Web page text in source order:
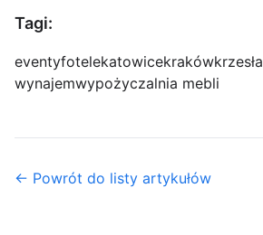
Tagi:
eventyfotelekatowicekrakówkrzesła
wynajemwypożyczalnia mebli
← Powrót do listy artykułów